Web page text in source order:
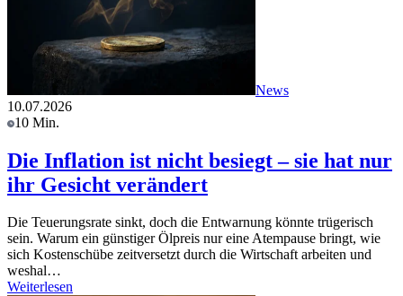
News
10.07.2026
10 Min.
Die Inflation ist nicht besiegt – sie hat nur
ihr Gesicht verändert
Die Teuerungsrate sinkt, doch die Entwarnung könnte trügerisch
sein. Warum ein günstiger Ölpreis nur eine Atempause bringt, wie
sich Kostenschübe zeitversetzt durch die Wirtschaft arbeiten und
weshal…
Weiterlesen